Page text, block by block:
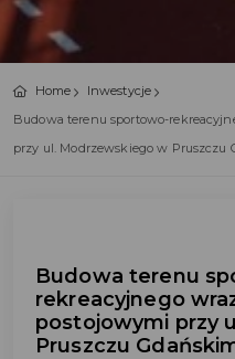
Home
Inwestycje
Budowa terenu sportowo-
przy ul. Modrzewskiego w Pruszczu
Budowa terenu
rekreacyjnego
postojowymi przy
Pruszczu